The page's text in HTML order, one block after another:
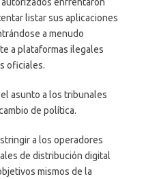
listar sus aplicaciones
a menudo
a plataformas ilegales
oficiales.
asunto a los tribunales
de política.
a los operadores
de distribución digital
mismos de la